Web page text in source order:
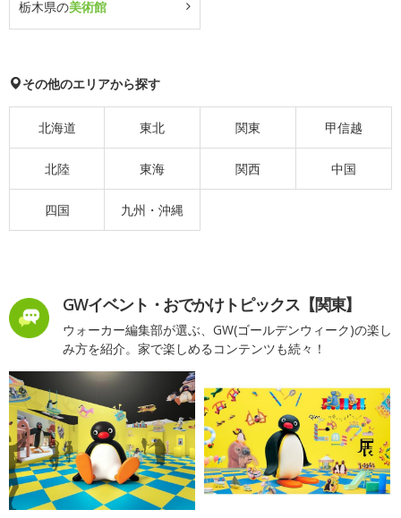
栃木県の美術館
その他のエリアから探す
北海道 東北 関東 甲信越
北陸 東海 関西 中国
四国 九州・沖縄
GWイベント・おでかけトピックス【関東】
ウォーカー編集部が選ぶ、GW(ゴールデンウィーク)の楽し
み方を紹介。家で楽しめるコンテンツも続々！